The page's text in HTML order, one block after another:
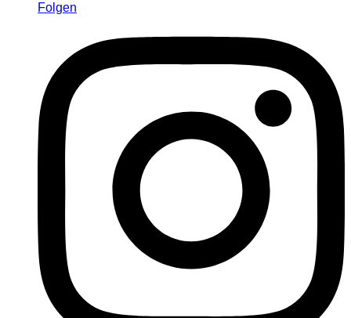
Folgen